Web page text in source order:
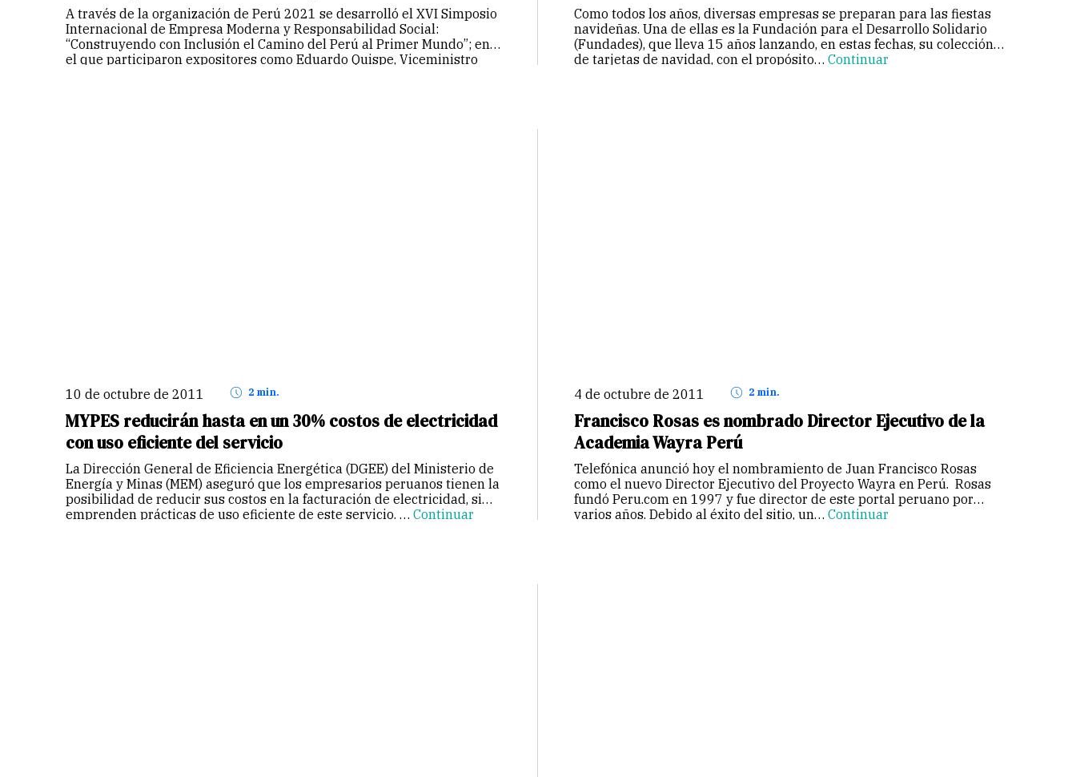
A través de la organización de Perú 2021 se desarrolló el XVI Simposio
Internacional de Empresa Moderna y Responsabilidad Social:
“Construyendo con Inclusión el Camino del Perú al Primer Mundo”; en
el que participaron expositores como Eduardo Quispe, Viceministro
Como todos los años, diversas empresas se preparan para las fiestas
navideñas. Una de ellas es la Fundación para el Desarrollo Solidario
(Fundades), que lleva 15 años lanzando, en estas fechas, su colección
de tarjetas de navidad, con el propósito… Continuar
10 de octubre de 2011 2 min.
MYPES reducirán hasta en un 30% costos de electricidad
con uso eficiente del servicio
La Dirección General de Eficiencia Energética (DGEE) del Ministerio de
Energía y Minas (MEM) aseguró que los empresarios peruanos tienen la
posibilidad de reducir sus costos en la facturación de electricidad, si
emprenden prácticas de uso eficiente de este servicio. … Continuar
4 de octubre de 2011 2 min.
Francisco Rosas es nombrado Director Ejecutivo de la
Academia Wayra Perú
Telefónica anunció hoy el nombramiento de Juan Francisco Rosas
como el nuevo Director Ejecutivo del Proyecto Wayra en Perú. Rosas
fundó Peru.com en 1997 y fue director de este portal peruano por
varios años. Debido al éxito del sitio, un… Continuar